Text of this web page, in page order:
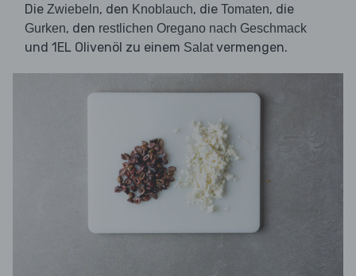
Die Zwiebeln, den Knoblauch, die Tomaten, die
Gurken, den restlichen Oregano nach Geschmack
und 1EL Olivenöl zu einem Salat vermengen.